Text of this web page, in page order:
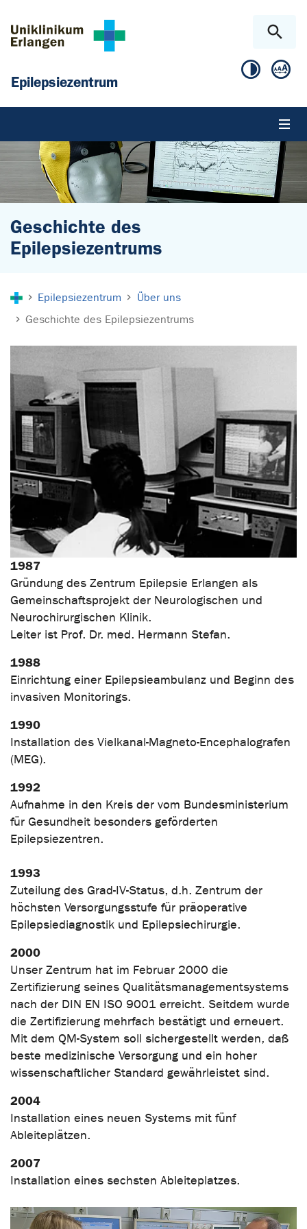
Epilepsiezentrum
Geschichte des
Epilepsiezentrums
Epilepsiezentrum
Über uns
Geschichte des Epilepsiezentrums
1987
Gründung des Zentrum Epilepsie Erlangen als
Gemeinschaftsprojekt der Neurologischen und
Neurochirurgischen Klinik.
Leiter ist Prof. Dr. med. Hermann Stefan.
1988
Einrichtung einer Epilepsieambulanz und Beginn des
invasiven Monitorings.
1990
Installation des Vielkanal-Magneto-Encephalografen
(MEG).
1992
Aufnahme in den Kreis der vom Bundesministerium
für Gesundheit besonders geförderten
Epilepsiezentren.
1993
Zuteilung des Grad-IV-Status, d.h. Zentrum der
höchsten Versorgungsstufe für präoperative
Epilepsiediagnostik und Epilepsiechirurgie.
2000
Unser Zentrum hat im Februar 2000 die
Zertifizierung seines Qualitätsmanagementsystems
nach der DIN EN ISO 9001 erreicht. Seitdem wurde
die Zertifizierung mehrfach bestätigt und erneuert.
Mit dem QM-System soll sichergestellt werden, daß
beste medizinische Versorgung und ein hoher
wissenschaftlicher Standard gewährleistet sind.
2004
Installation eines neuen Systems mit fünf
Ableiteplätzen.
2007
Installation eines sechsten Ableiteplatzes.